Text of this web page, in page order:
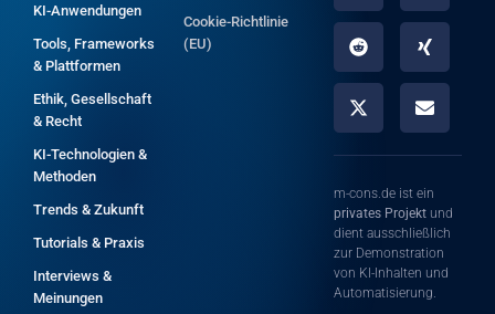
KI-Anwendungen
Tools, Frameworks
& Plattformen
Ethik, Gesellschaft
& Recht
KI-Technologien &
Methoden
Trends & Zukunft
Tutorials & Praxis
Interviews &
Meinungen
Cookie-Richtlinie
(EU)
m-cons.de ist ein
privates Projekt und
dient ausschließlich
zur Demonstration
von KI-Inhalten und
Automatisierung.